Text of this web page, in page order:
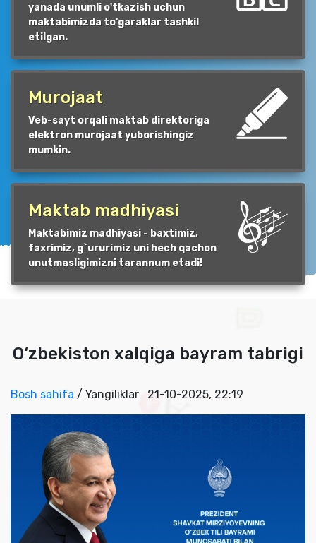
yanada unumli o'tkazish uchun
maktabimizda to'garaklar tashkil
etilgan.
Murojaat
Veb-sayt orqali maktab direktoriga
elektron murojaat yuborishingiz
mumkin.
Maktab madhiyasi
Maktabimiz madhiyasi - baxtimiz,
faxrimiz, g`ururimiz uni hech qachon
unutmasligimizni tarannum etadi!
O‘zbekiston xalqiga bayram tabrigi
Bosh sahifa / Yangiliklar 21-10-2025, 22:19